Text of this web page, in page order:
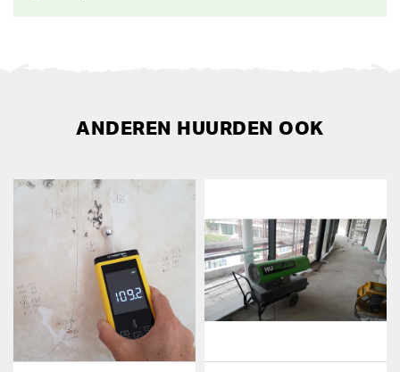
ANDEREN HUURDEN OOK